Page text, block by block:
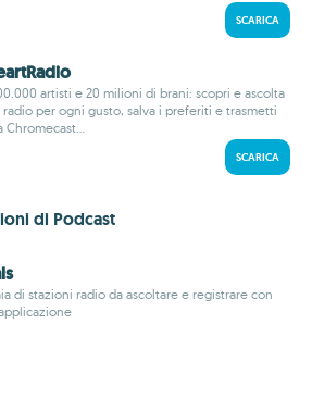
SCARICA
artisti e 20 milioni di brani: scopri e ascolta
radio per ogni gusto, salva i preferiti e trasmetti
Chromecast...
SCARICA
di Podcast
di stazioni radio da ascoltare e registrare con